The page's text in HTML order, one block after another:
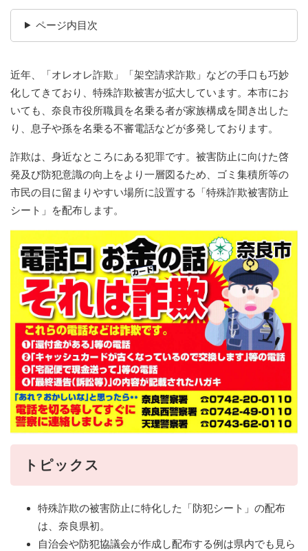
ページ内目次
近年、「オレオレ詐欺」「架空請求詐欺」などの手口も巧妙
化してきており、特殊詐欺被害が拡大しています。本市にお
いても、奈良市役所職員を名乗る者が家族構成を聞き出した
り、息子や孫を名乗る不審電話などが多発しております。
詐欺は、身近なところにある犯罪です。被害防止に向けた啓
発及び防犯意識の向上をより一層図るため、ゴミ集積所等の
市民の目に留まりやすい場所に設置する「特殊詐欺被害防止
シート」を配布します。
トピックス
特殊詐欺の被害防止に特化した「防犯シート」の配布
は、奈良県初。
自治会や防犯協議会が作成し配布する例は県内でも見ら